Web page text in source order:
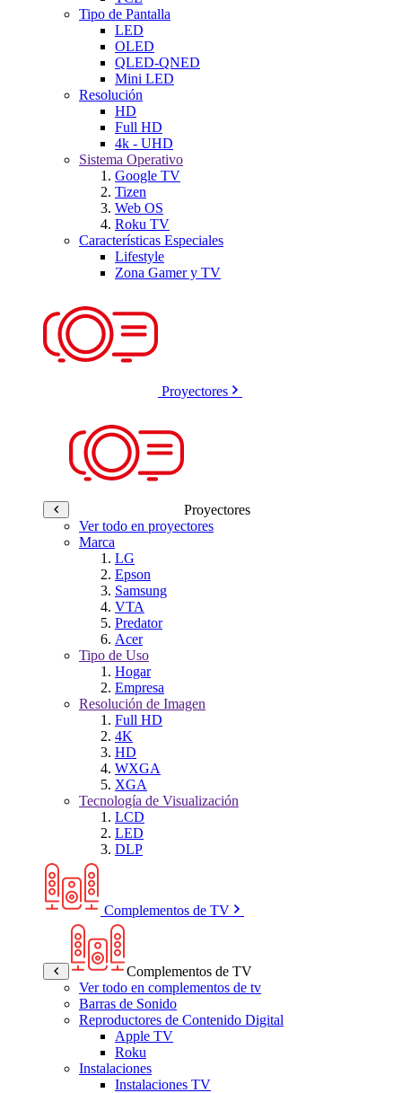
Tipo de Pantalla
LED
OLED
QLED-QNED
Mini LED
Resolución
HD
Full HD
4k - UHD
Sistema Operativo
Google TV
Tizen
Web OS
Roku TV
Características Especiales
Lifestyle
Zona Gamer y TV
Proyectores
Proyectores
Ver todo en proyectores
Marca
LG
Epson
Samsung
VTA
Predator
Acer
Tipo de Uso
Hogar
Empresa
Resolución de Imagen
Full HD
4K
HD
WXGA
XGA
Tecnología de Visualización
LCD
LED
DLP
Complementos de TV
Complementos de TV
Ver todo en complementos de tv
Barras de Sonido
Reproductores de Contenido Digital
Apple TV
Roku
Instalaciones
Instalaciones TV